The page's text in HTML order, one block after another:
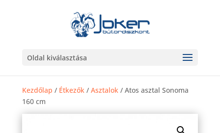
Oldal kiválasztása
Kezdőlap / Étkezők/ Asztalok/ Atos asztal Sonoma
160 cm